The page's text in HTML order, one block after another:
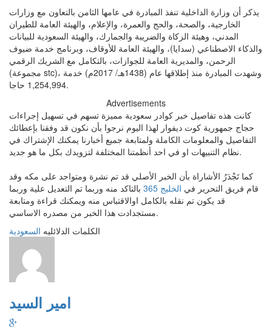
يذكر أن وزارة الداخلية تنفذ المبادرة في عامها الثامن بالتعاون مع وزارات
الخارجية، والصحة، والحج والعمرة، والإعلام، والهيئة العامة للطيران
المدني، وهيئة الزكاة والضريبة والجمارك، والهيئة السعودية للبيانات
والذكاء الاصطناعي (سدايا)، والهيئة العامة للأوقاف، وبرنامج خدمة ضيوف
الرحمن، والمديرية العامة للجوازات، بالتكامل مع الشريك الرقمي
(مجموعة stc)، وشهدت المبادرة منذ إطلاقها عام (1438هـ/ 2017م) خدمة
1,254,994 حاجا.
Advertisements
كانت هذه تفاصيل خبر كوادر سعودية مميزة تسهم في تسهيل إجراءات
حجاج جمهورية كوت ديفوار لهذا اليوم نرجوا بأن نكون قد وفقنا بإعطائك
التفاصيل والمعلومات الكاملة ولمتابعة جميع أخبارنا يمكنك الإشتراك في
نظام التنبيهات او في احد أنظمتنا المختلفة لتزويدك بكل ما هو جديد.
كما تَجْدَرُ الأشاراة بأن الخبر الأصلي قد تم نشرة ومتواجد على مكه وقد
قام فريق التحرير في الخليج 365
بالتاكد منه وربما تم التعديل علية وربما
قد يكون تم نقله بالكامل اوالاقتباس منه ويمكنك قراءة ومتابعة
مستجدادت هذا الخبر من مصدره الاساسي.
الكلمات الدلائليه السعودية
امير السيد